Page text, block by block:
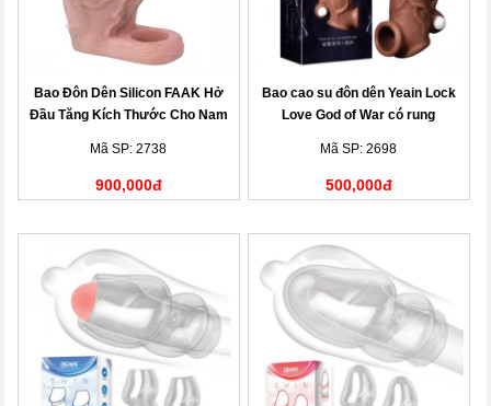
Bao Đôn Dên Silicon FAAK Hở
Đầu Tăng Kích Thước Cho Nam
Mã SP: 2738
900,000đ
Bao cao su đôn dên Yeain Lock
Love God of War có rung
Mã SP: 2698
500,000đ